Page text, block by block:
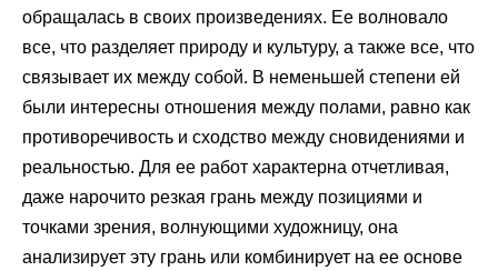
обращалась в своих произведениях. Ее волновало
все, что разделяет природу и культуру, а также все, что
связывает их между собой. В неменьшей степени ей
были интересны отношения между полами, равно как
противоречивость и сходство между сновидениями и
реальностью. Для ее работ характерна отчетливая,
даже нарочито резкая грань между позициями и
точками зрения, волнующими художницу, она
анализирует эту грань или комбинирует на ее основе